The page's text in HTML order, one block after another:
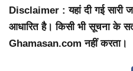
Disclaimer : यहां दी गई सारी
आधारित है। किसी भी सूचना के
Ghamasan.com नहीं करता।